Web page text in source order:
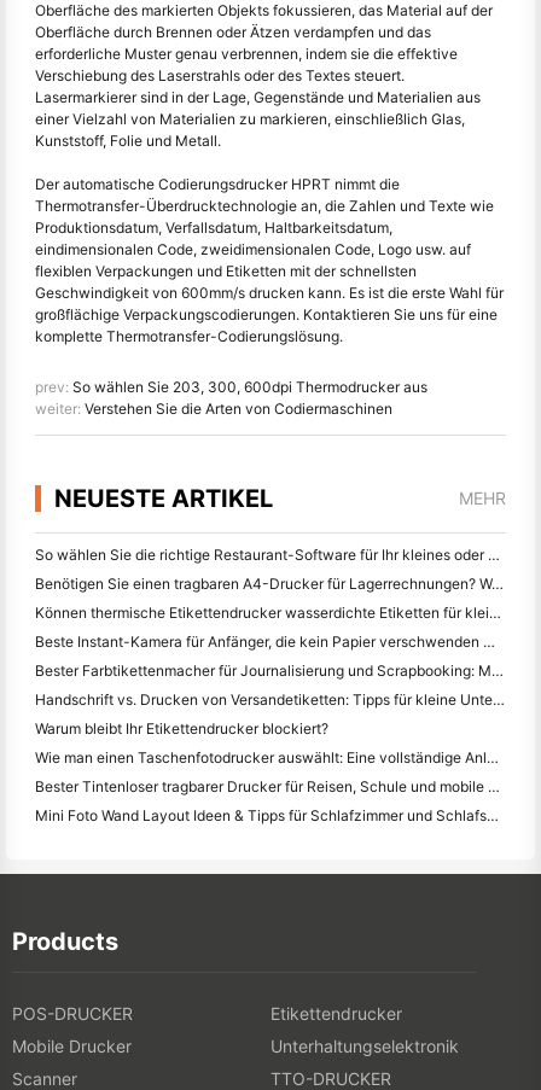
Oberfläche des markierten Objekts fokussieren, das Material auf der
Oberfläche durch Brennen oder Ätzen verdampfen und das
erforderliche Muster genau verbrennen, indem sie die effektive
Verschiebung des Laserstrahls oder des Textes steuert.
Lasermarkierer sind in der Lage, Gegenstände und Materialien aus
einer Vielzahl von Materialien zu markieren, einschließlich Glas,
Kunststoff, Folie und Metall.
Der automatische Codierungsdrucker HPRT nimmt die
Thermotransfer-Überdrucktechnologie an, die Zahlen und Texte wie
Produktionsdatum, Verfallsdatum, Haltbarkeitsdatum,
eindimensionalen Code, zweidimensionalen Code, Logo usw. auf
flexiblen Verpackungen und Etiketten mit der schnellsten
Geschwindigkeit von 600mm/s drucken kann. Es ist die erste Wahl für
großflächige Verpackungscodierungen. Kontaktieren Sie uns für eine
komplette Thermotransfer-Codierungslösung.
prev: So wählen Sie 203, 300, 600dpi Thermodrucker aus
weiter: Verstehen Sie die Arten von Codiermaschinen
NEUESTE ARTIKEL MEHR
So wählen Sie die richtige Restaurant-Software für Ihr kleines oder mittleres Restaurant
Benötigen Sie einen tragbaren A4-Drucker für Lagerrechnungen? Was eigentlich funktioniert
Können thermische Etikettendrucker wasserdichte Etiketten für kleine Unternehmen herstellen?
Beste Instant-Kamera für Anfänger, die kein Papier verschwenden wollen
Bester Farbtikettenmacher für Journalisierung und Scrapbooking: Mehr Farbe auf jeder Seite hinzufügen
Handschrift vs. Drucken von Versandetiketten: Tipps für kleine Unternehmen im Jahr 2026
Warum bleibt Ihr Etikettendrucker blockiert?
Wie man einen Taschenfotodrucker auswählt: Eine vollständige Anleitung für Journalisten, Reisende und iPhone-Benutzer
Bester Tintenloser tragbarer Drucker für Reisen, Schule und mobile Arbeit: Hanin MT620 Pro Review
Mini Foto Wand Layout Ideen & Tipps für Schlafzimmer und Schlafsaal Dekoration
Products
POS-DRUCKER
Etikettendrucker
Mobile Drucker
Unterhaltungselektronik
Scanner
TTO-DRUCKER